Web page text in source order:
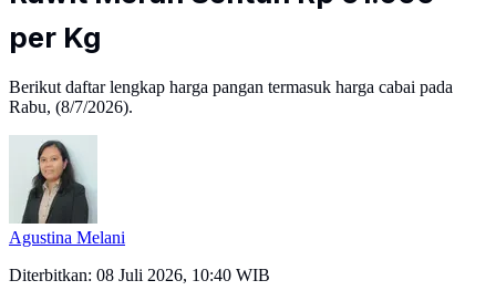
per Kg
Berikut daftar lengkap harga pangan termasuk harga cabai pada
Rabu, (8/7/2026).
Agustina Melani
Diterbitkan: 08 Juli 2026, 10:40 WIB